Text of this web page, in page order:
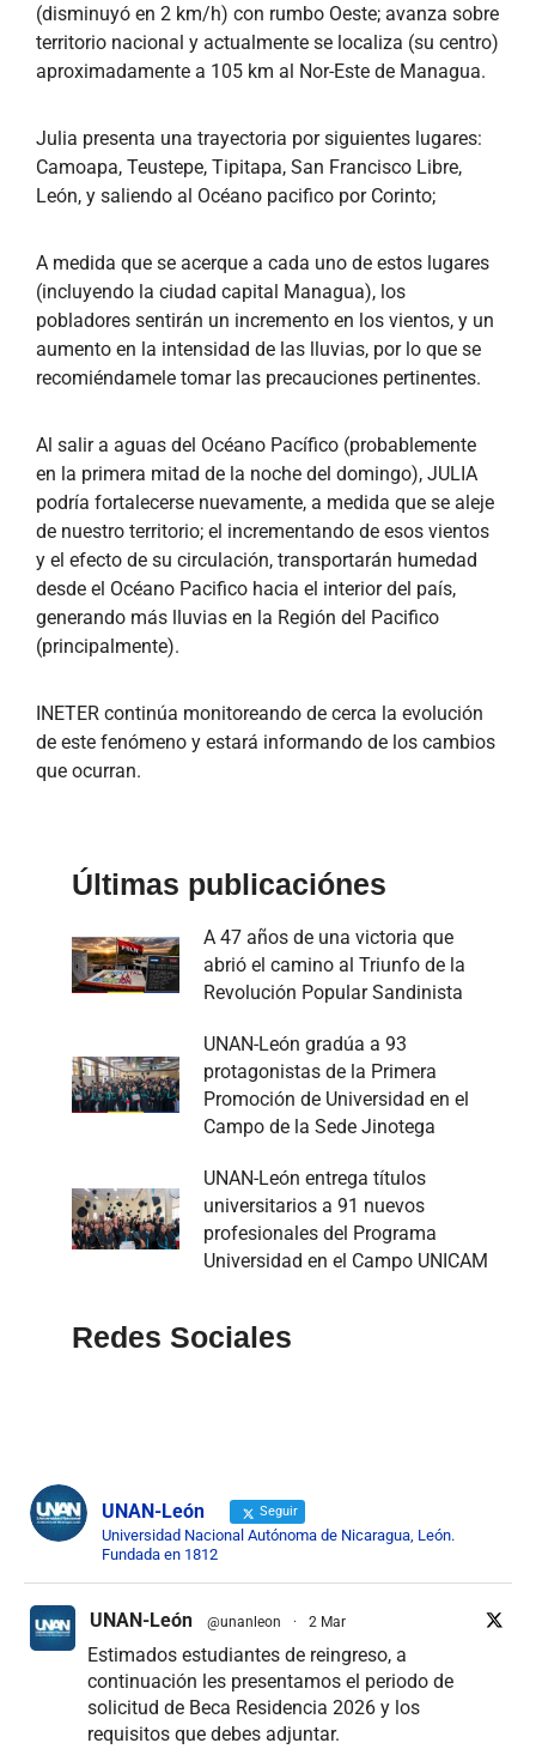
(disminuyó en 2 km/h) con rumbo Oeste; avanza sobre
territorio nacional y actualmente se localiza (su centro)
aproximadamente a 105 km al Nor-Este de Managua.
Julia presenta una trayectoria por siguientes lugares:
Camoapa, Teustepe, Tipitapa, San Francisco Libre,
León, y saliendo al Océano pacifico por Corinto;
A medida que se acerque a cada uno de estos lugares
(incluyendo la ciudad capital Managua), los
pobladores sentirán un incremento en los vientos, y un
aumento en la intensidad de las lluvias, por lo que se
recomiéndamele tomar las precauciones pertinentes.
Al salir a aguas del Océano Pacífico (probablemente
en la primera mitad de la noche del domingo), JULIA
podría fortalecerse nuevamente, a medida que se aleje
de nuestro territorio; el incrementando de esos vientos
y el efecto de su circulación, transportarán humedad
desde el Océano Pacifico hacia el interior del país,
generando más lluvias en la Región del Pacifico
(principalmente).
INETER continúa monitoreando de cerca la evolución
de este fenómeno y estará informando de los cambios
que ocurran.
Últimas publicaciónes
A 47 años de una victoria que
abrió el camino al Triunfo de la
Revolución Popular Sandinista
UNAN-León gradúa a 93
protagonistas de la Primera
Promoción de Universidad en el
Campo de la Sede Jinotega
UNAN-León entrega títulos
universitarios a 91 nuevos
profesionales del Programa
Universidad en el Campo UNICAM
Redes Sociales
UNAN-León Seguir
Universidad Nacional Autónoma de Nicaragua, León.
Fundada en 1812
UNAN-León @unanleon · 2 Mar
Estimados estudiantes de reingreso, a
continuación les presentamos el periodo de
solicitud de Beca Residencia 2026 y los
requisitos que debes adjuntar.